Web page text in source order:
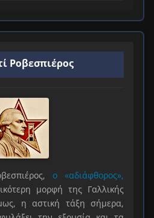
Ροβεσπιέρος
ο «αδιάφθορος»,
μορφή της Γαλλικής
η αστική τάξη σήμερα,